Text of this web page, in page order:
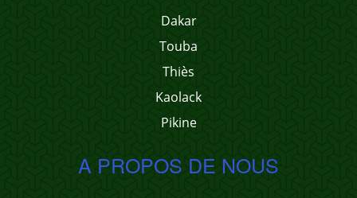
Dakar
Touba
Thiès
Kaolack
Pikine
A PROPOS DE NOUS